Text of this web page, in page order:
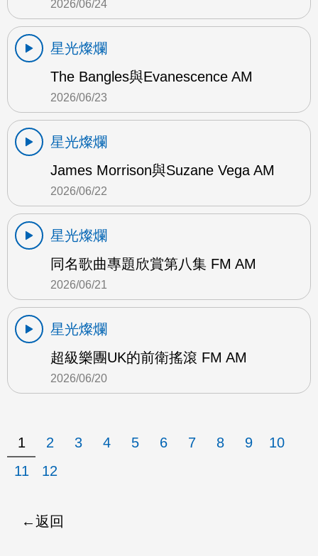
2026/06/24
星光燦爛
The Bangles與Evanescence AM
2026/06/23
星光燦爛
James Morrison與Suzane Vega AM
2026/06/22
星光燦爛
同名歌曲專題欣賞第八集 FM AM
2026/06/21
星光燦爛
超級樂團UK的前衛搖滾 FM AM
2026/06/20
1 2 3 4 5 6 7 8 9
10
11
12
返回